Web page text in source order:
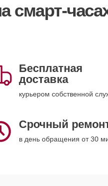
смарт-
Бесплатная
доставка
курьером собственной
Срочный
в день обращения от 30